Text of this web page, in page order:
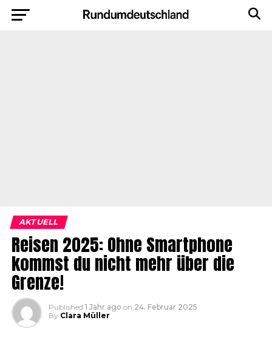
AKTUELL
Reisen 2025: Ohne Smartphone
kommst du nicht mehr über die
Grenze!
Published 1 Jahr ago on 24. Februar 2025
By Clara Müller